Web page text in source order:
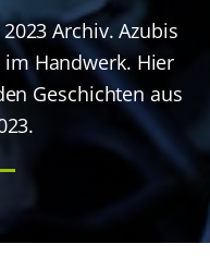
Archiv. Azubis
Handwerk. Hier
Geschichten aus